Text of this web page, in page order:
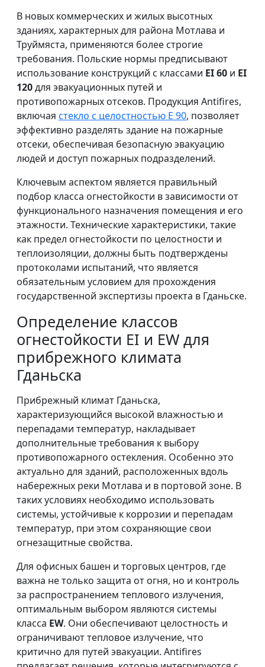
В новых коммерческих и жилых высотных
зданиях, характерных для района Мотлава и
Труймяста, применяются более строгие
требования. Польские нормы предписывают
использование конструкций с классами EI 60 и EI
120для эвакуационных путей и
противопожарных отсеков. Продукция Antifires,
включая стекло с целостностью E 90, позволяет
эффективно разделять здание на пожарные
отсеки, обеспечивая безопасную эвакуацию
людей и доступ пожарных подразделений.
Ключевым аспектом является правильный
подбор класса огнестойкости в зависимости от
функционального назначения помещения и его
этажности. Технические характеристики, такие
как предел огнестойкости по целостности и
теплоизоляции, должны быть подтверждены
протоколами испытаний, что является
обязательным условием для прохождения
государственной экспертизы проекта в Гданьске.
Определение классов
огнестойкости EI и EW для
прибрежного климата
Гданьска
Прибрежный климат Гданьска,
характеризующийся высокой влажностью и
перепадами температур, накладывает
дополнительные требования к выбору
противопожарного остекления. Особенно это
актуально для зданий, расположенных вдоль
набережных реки Мотлава и в портовой зоне. В
таких условиях необходимо использовать
системы, устойчивые к коррозии и перепадам
температур, при этом сохраняющие свои
огнезащитные свойства.
Для офисных башен и торговых центров, где
важна не только защита от огня, но и контроль
за распространением теплового излучения,
оптимальным выбором являются системы
класса EW. Они обеспечивают целостность и
ограничивают тепловое излучение, что
критично для путей эвакуации. Antifires